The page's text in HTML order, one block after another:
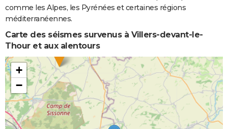
comme les Alpes, les Pyrénées et certaines régions
méditerranéennes.
Carte des séismes survenus à Villers-devant-le-
Thour et aux alentours
+
−